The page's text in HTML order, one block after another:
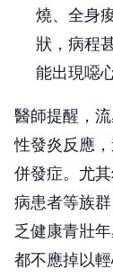
燒、全身
狀，病程
能出現噁
醫師提醒，
性發炎反應
併發症。尤
病患者等族
乏健康青壯
都不應掉以輕